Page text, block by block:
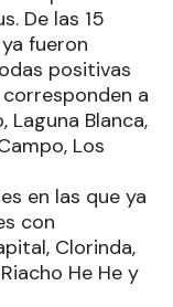
De las 15
fueron
positivas
corresponden a
Blanca,
Los
en las que ya
con
Clorinda,
He He y